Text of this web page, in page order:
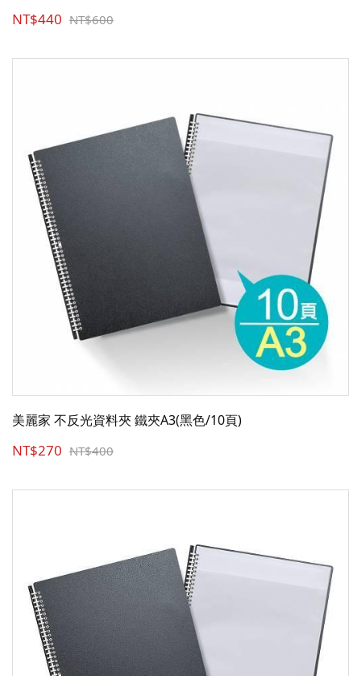
NT$440 NT$600
美麗家 不反光資料夾 鐵夾A3(黑色/10頁)
NT$270 NT$400